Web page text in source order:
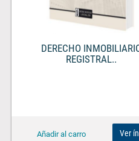
DERECHO
REGISTRAL..
Ver